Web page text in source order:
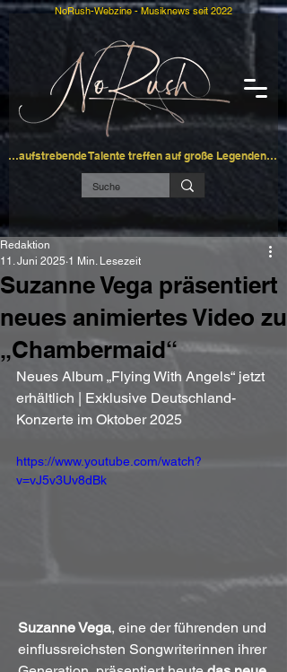
…aufstrebende Talente treffen auf große Legenden…
NoRush-Webzine - Musiknews seit 2022
Suzanne Vega präsentiert
neues animiertes Video zu
„Chambermaid“
Redaktion
11. Juni 2025 1 Min. Lesezeit
Neues Album „Flying With Angels“ jetzt
erhältlich | Exklusive Deutschland-
Konzerte im Oktober 2025
https://www.youtube.com/watch?
v=vJ5v3Uv8dBk
Suzanne Vega, eine der führenden und
einflussreichsten Songwriterinnen ihrer